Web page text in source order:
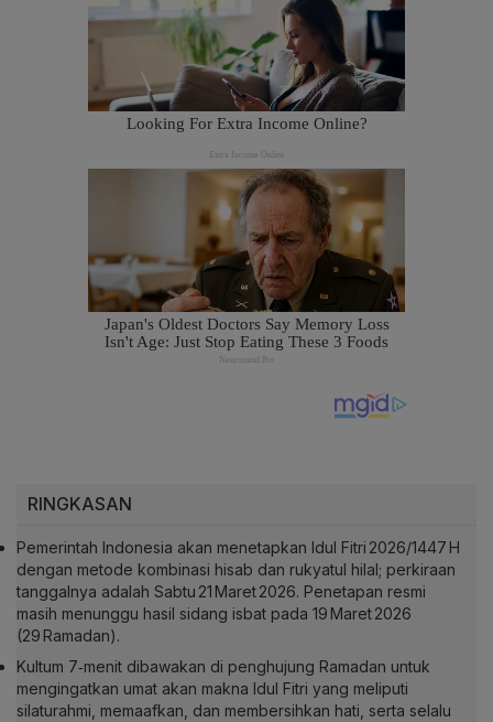
RINGKASAN
Pemerintah Indonesia akan menetapkan Idul Fitri 2026/1447 H
dengan metode kombinasi hisab dan rukyatul hilal; perkiraan
tanggalnya adalah Sabtu 21 Maret 2026. Penetapan resmi
masih menunggu hasil sidang isbat pada 19 Maret 2026
(29 Ramadan).
Kultum 7‑menit dibawakan di penghujung Ramadan untuk
mengingatkan umat akan makna Idul Fitri yang meliputi
silaturahmi, memaafkan, dan membersihkan hati, serta selalu